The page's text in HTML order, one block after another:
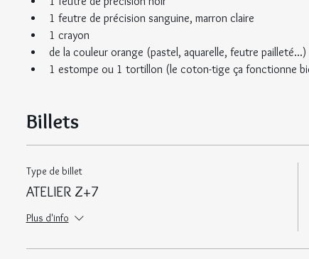
1 feutre de précision sanguine, marron claire
1 crayon
de la couleur orange (pastel, aquarelle, feutre pailleté...)
1 estompe ou 1 tortillon (le coton-tige ça fonctionne
Billets
Type de billet
ATELIER Z+7
Plus d'info